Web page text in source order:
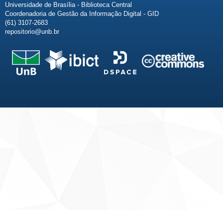
Universidade de Brasília - Biblioteca Central
Coordenadoria de Gestão da Informação Digital - GID
(61) 3107-2683
repositorio@unb.br